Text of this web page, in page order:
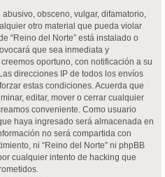
obsceno, vulgar, difamatorio,
otro material que pueda violar
“Reino del Norte” está instalado o
que sea inmediata y
oportuno, con notificación a su
direcciones IP de todos los envíos
estas condiciones. Acuerda que
editar, mover o cerrar cualquier
conveniente. Como usuario
haya ingresado será almacenada en
no será compartida con
ni “Reino del Norte” ni phpBB
cualquier intento de hacking que